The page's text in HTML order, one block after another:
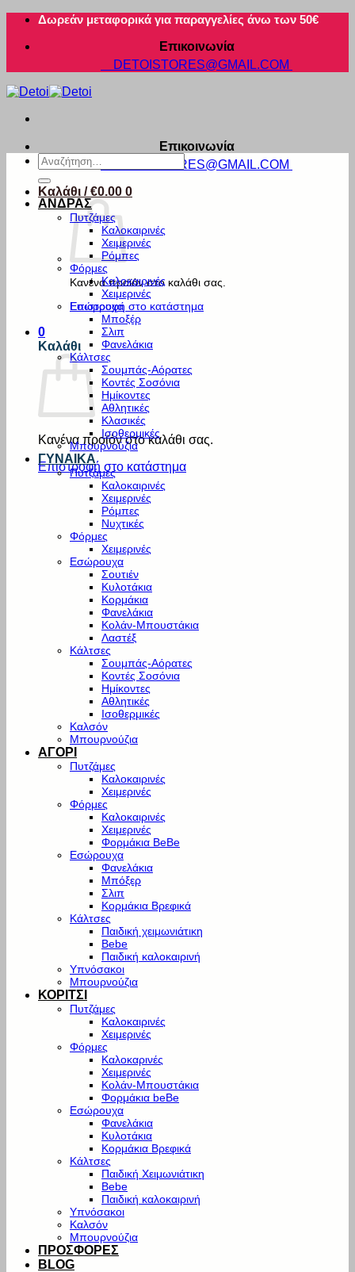
Μετάβαση
περιεχόμενο
Δωρεάν μεταφορικά για παραγγελίες άνω των 50€
Επικοινωνία
DETOISTORES@GMAIL.COM
Επικοινωνία
DETOISTORES@GMAIL.COM
Καλάθι /€0.00 0
Κανένα προϊόν στο καλάθι σας.
Επιστροφή στο κατάστημα
0
Καλάθι
Κανένα προϊόν στο καλάθι σας.
Επιστροφή στο κατάστημα
Αναζήτηση
για:
ΑΝΔΡΑΣ
Πυτζάμες
Καλοκαιρινές
Χειμερινές
Ρόμπες
Φόρμες
Καλοκαιρινές
Χειμερινές
Εσώρουχα
Μποξέρ
Σλιπ
Φανελάκια
Κάλτσες
Σουμπάς-Αόρατες
Κοντές Σοσόνια
Ημίκοντες
Αθλητικές
Κλασικές
Ισοθερμικές
Μπουρνούζια
ΓΥΝΑΙΚΑ
Πυτζάμες
Καλοκαιρινές
Χειμερινές
Ρόμπες
Νυχτικές
Φόρμες
Χειμερινές
Εσώρουχα
Σουτιέν
Κυλοτάκια
Κορμάκια
Φανελάκια
Κολάν-Μπουστάκια
Λαστέξ
Κάλτσες
Σουμπάς-Αόρατες
Κοντές Σοσόνια
Ημίκοντες
Αθλητικές
Ισοθερμικές
Καλσόν
Μπουρνούζια
ΑΓΟΡΙ
Πυτζάμες
Καλοκαιρινές
Χειμερινές
Φόρμες
Καλοκαιρινές
Χειμερινές
Φορμάκια BeBe
Εσώρουχα
Φανελάκια
Μπόξερ
Σλιπ
Κορμάκια Βρεφικά
Κάλτσες
Παιδική χειμωνιάτικη
Bebe
Παιδική καλοκαιρινή
Υπνόσακοι
Μπουρνούζια
ΚΟΡΙΤΣΙ
Πυτζάμες
Καλοκαιρινές
Χειμερινές
Φόρμες
Καλοκαρινές
Χειμερινές
Κολάν-Μπουστάκια
Φορμάκια beBe
Εσώρουχα
Φανελάκια
Κυλοτάκια
Κορμάκια Βρεφικά
Κάλτσες
Παιδική Χειμωνιάτικη
Bebe
Παιδική καλοκαιρινή
Υπνόσακοι
Καλσόν
Μπουρνούζια
ΠΡΟΣΦΟΡΕΣ
BLOG